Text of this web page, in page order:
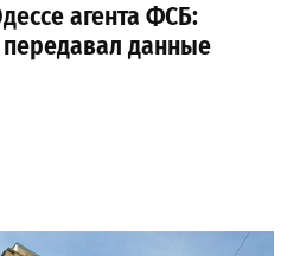
агента ФСБ:
данные